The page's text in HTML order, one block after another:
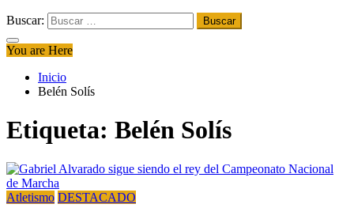
Buscar:
You are Here
Inicio
Belén Solís
Etiqueta: Belén Solís
Atletismo DESTACADO